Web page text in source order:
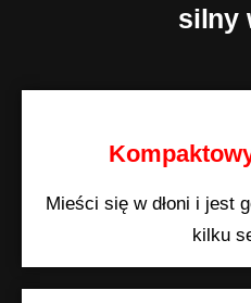
silny
Mieści się w dłoni i jest
kilku